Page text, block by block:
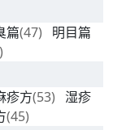
篇(47)
明目篇
疹方(53)
湿疹
(45)